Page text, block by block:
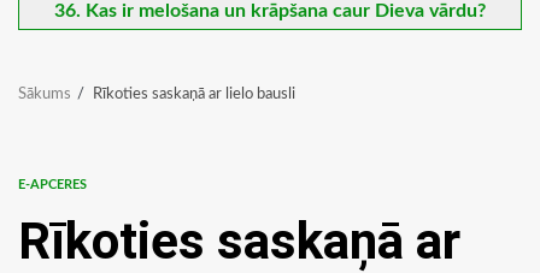
36. Kas ir melošana un krāpšana caur Dieva vārdu?
Sākums Rīkoties saskaņā ar lielo bausli
E-APCERES
Rīkoties saskaņā ar